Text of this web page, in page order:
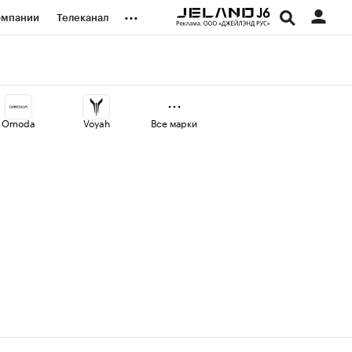
Телеканал ...
Omoda Voyah Все марки